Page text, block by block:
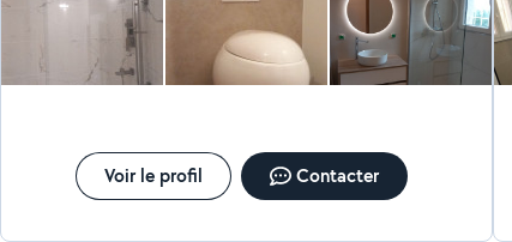
Voir le profil Contacter